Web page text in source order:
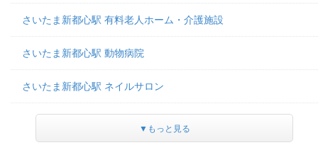
さいたま新都心駅 有料老人ホーム・介護施設
さいたま新都心駅 動物病院
さいたま新都心駅 ネイルサロン
▼もっと見る